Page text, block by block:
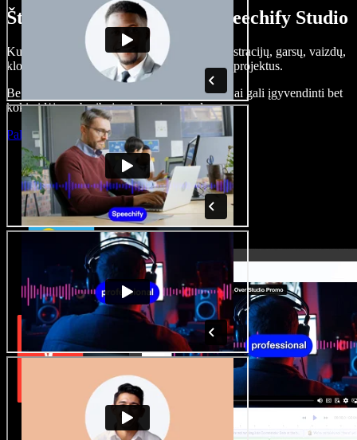
Štai ką galite nuveikti su Speechify Studio
Kurkite įgarsinimus, pridėkite nemokamų iliustracijų, garsų, vaizdų,
klonuokite balsą – kurkite pilnus, įspūdingus projektus.
Be jokių mokymų ir viskas naršyklėje – kūrėjai gali įgyvendinti bet
kokią idėją, neberibojami senųjų metodų.
Paleisti studiją